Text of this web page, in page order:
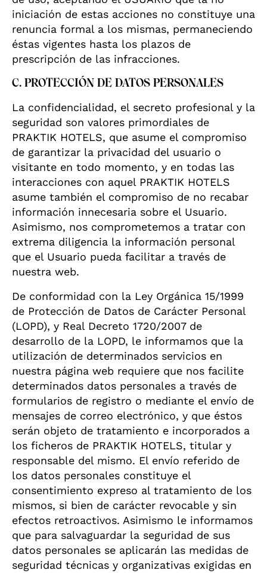
iniciación de estas acciones no constituye una
renuncia formal a los mismas, permaneciendo
éstas vigentes hasta los plazos de
prescripción de las infracciones.
C. PROTECCIÓN DE DATOS PERSONALES
La confidencialidad, el secreto profesional y la
seguridad son valores primordiales de
PRAKTIK HOTELS, que asume el compromiso
de garantizar la privacidad del usuario o
visitante en todo momento, y en todas las
interacciones con aquel PRAKTIK HOTELS
asume también el compromiso de no recabar
información innecesaria sobre el Usuario.
Asimismo, nos comprometemos a tratar con
extrema diligencia la información personal
que el Usuario pueda facilitar a través de
nuestra web.
De conformidad con la Ley Orgánica 15/1999
de Protección de Datos de Carácter Personal
(LOPD), y Real Decreto 1720/2007 de
desarrollo de la LOPD, le informamos que la
utilización de determinados servicios en
nuestra página web requiere que nos facilite
determinados datos personales a través de
formularios de registro o mediante el envío de
mensajes de correo electrónico, y que éstos
serán objeto de tratamiento e incorporados a
los ficheros de PRAKTIK HOTELS, titular y
responsable del mismo. El envío referido de
los datos personales constituye el
consentimiento expreso al tratamiento de los
mismos, si bien de carácter revocable y sin
efectos retroactivos. Asimismo le informamos
que para salvaguardar la seguridad de sus
datos personales se aplicarán las medidas de
seguridad técnicas y organizativas exigidas en